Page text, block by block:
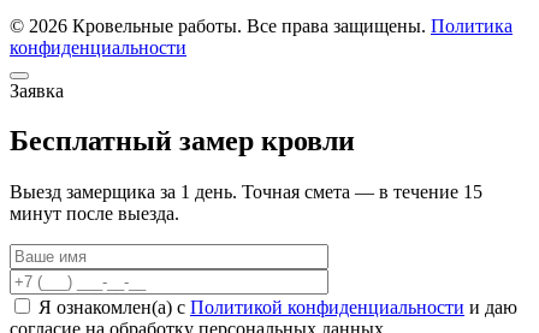
© 2026 Кровельные работы. Все права защищены. Политика
конфиденциальности
Заявка
Бесплатный замер кровли
Выезд замерщика за 1 день. Точная смета — в течение 15
минут после выезда.
Ваше
имя
Телефон
Я ознакомлен(а) с Политикой конфиденциальности и даю